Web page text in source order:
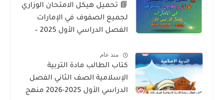
📘 تحميل هيكل الامتحان الوزاري
لجميع الصفوف في الإمارات
الفصل الدراسي الأول 2025 –
منذ عام
كتاب الطالب مادة التربية
الإسلامية الصف الثاني الفصل
الدراسي الأول 2025-2026 منهج